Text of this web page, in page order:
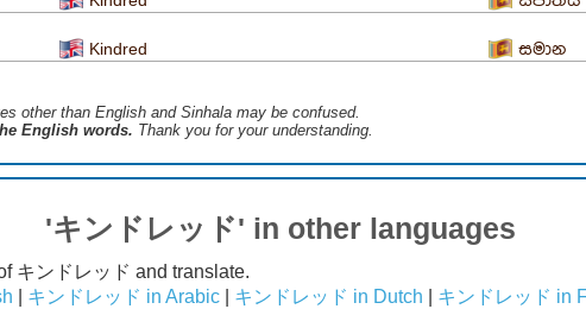
Kindred සමාන
​​other than English and Sinhala may be confused.
English words. Thank you for your understanding.
'キンドレッド' in other languages
キンドレッド and translate.
キンドレッド in Arabic キンドレッド in Dutch キンドレッド in